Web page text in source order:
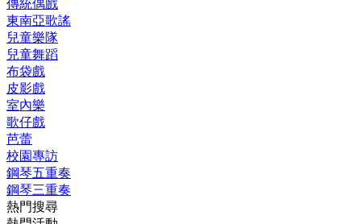
傳統偶戲
東南亞歌謠
兒童樂隊
兒童舞蹈
布袋戲
皮影戲
室內樂
歌仔戲
芭蕾
校園專訪
鋼琴五重奏
鋼琴三重奏
熱門搜尋